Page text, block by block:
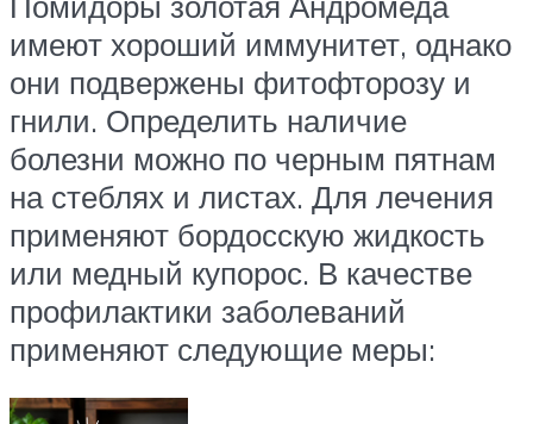
имеют хороший иммунитет, однако
они подвержены фитофторозу и
гнили. Определить наличие
болезни можно по черным пятнам
на стеблях и листах. Для лечения
применяют бордосскую жидкость
или медный купорос. В качестве
профилактики заболеваний
применяют следующие меры: